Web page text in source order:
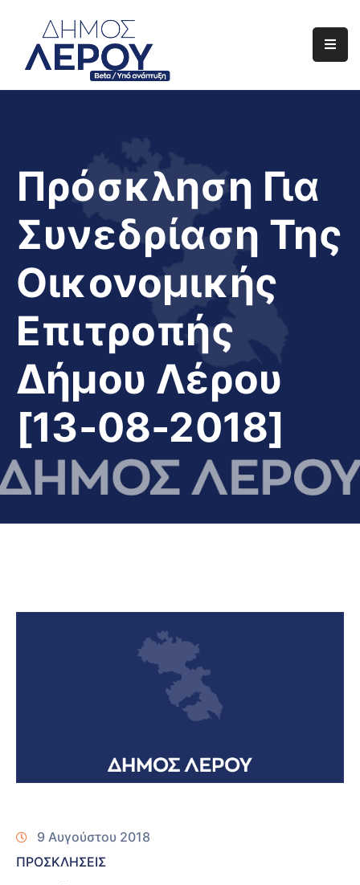
Αρχική
Διαφάνεια
Το
Νησί
Μας
Πρόσκληση Για
Συνεδρίαση Της
Οικονομικής
Επιτροπής
Δήμου Λέρου
[13-08-2018]
9 Αυγούστου 2018
ΠΡΟΣΚΛΗΣΕΙΣ